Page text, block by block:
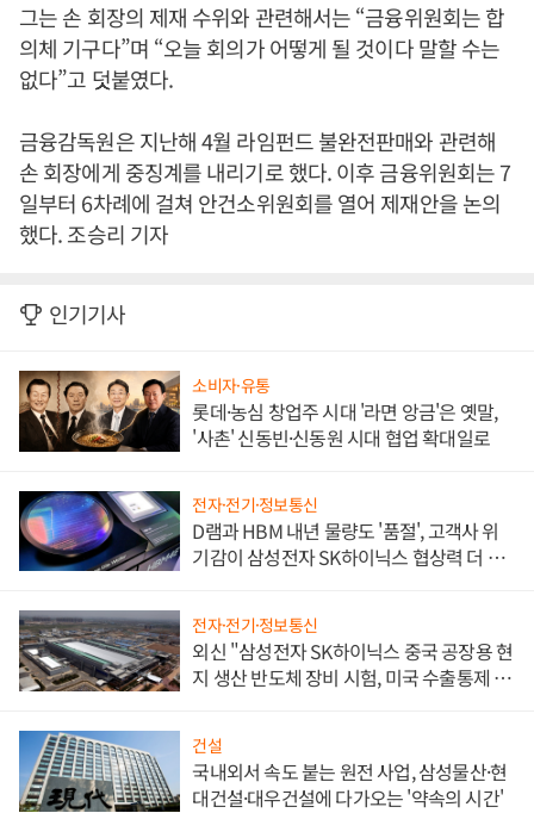
그는 손 회장의 제재 수위와 관련해서는 “금융위원회는 합
의체 기구다”며 “오늘 회의가 어떻게 될 것이다 말할 수는
없다”고 덧붙였다.
금융감독원은 지난해 4월 라임펀드 불완전판매와 관련해
손 회장에게 중징계를 내리기로 했다. 이후 금융위원회는 7
일부터 6차례에 걸쳐 안건소위원회를 열어 제재안을 논의
했다. 조승리 기자
인기기사
소비자·유통
롯데·농심 창업주 시대 '라면 앙금'은 옛말,
'사촌' 신동빈·신동원 시대 협업 확대일로
전자·전기·정보통신
D램과 HBM 내년 물량도 '품절', 고객사 위
기감이 삼성전자 SK하이닉스 협상력 더 키
전자·전기·정보통신
외신 "삼성전자 SK하이닉스 중국 공장용 현
지 생산 반도체 장비 시험, 미국 수출통제 대
건설
국내외서 속도 붙는 원전 사업, 삼성물산·현
대건설·대우건설에 다가오는 '약속의 시간'